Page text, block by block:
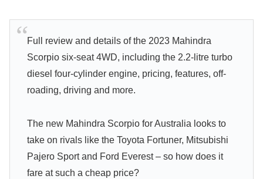
Full review and details of the 2023 Mahindra
Scorpio six-seat 4WD, including the 2.2-litre turbo
diesel four-cylinder engine, pricing, features, off-
roading, driving and more.
The new Mahindra Scorpio for Australia looks to
take on rivals like the Toyota Fortuner, Mitsubishi
Pajero Sport and Ford Everest – so how does it
fare at such a cheap price?